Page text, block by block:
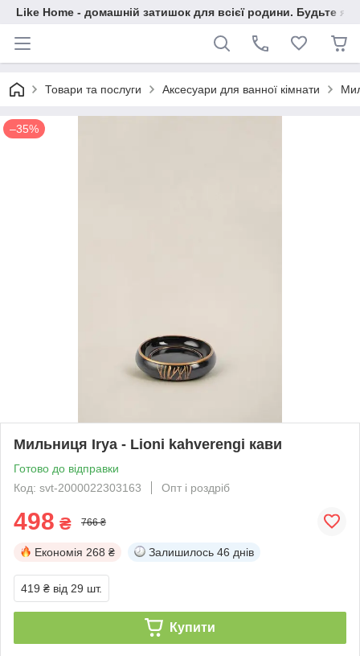
Like Home - домашній затишок для всієї родини. Будьте як
Товари та послуги Аксесуари для ванної кімнати
–35%
Мильниця Irya - Lioni kahverengi кави
Готово до відправки
Код: svt-2000022303163
Опт і роздріб
498 ₴ 766 ₴
Економія 268 ₴ Залишилось 46 днів
419 ₴ від 29 шт.
Купити